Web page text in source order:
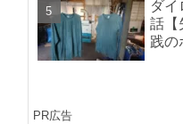
ダイ
話【
践の
PR広告